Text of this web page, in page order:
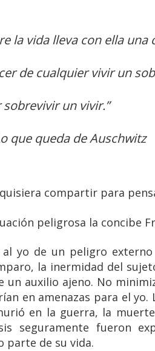
la vida lleva con ella una
de cualquier vivir un
sobrevivir un vivir.”
que queda de Auschwitz
compartir para
peligrosa la concibe
al yo de un peligro
la inermidad del
auxilio ajeno. No
en amenazas para el
en la guerra, la
seguramente fueron
parte de su vida.